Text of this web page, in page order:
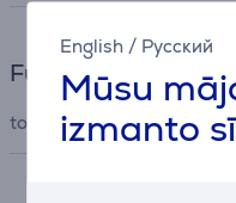
English / Русский
Mūsu
izmanto
Funkcijas
tostera funkcijas